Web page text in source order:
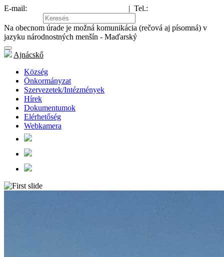
E-mail: | Tel.:
Na obecnom úrade je možná komunikácia (rečová aj písomná) v
jazyku národnostných menšín - Maďarský
Ajnácskő
Község
Önkormányzat
Szervezetek/Intézmények
Hírek
Dokumentumok
Elérhetőség
Webkamera